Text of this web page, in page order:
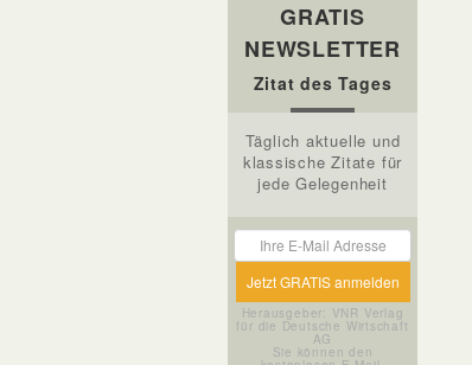
GRATIS
NEWSLETTER
Zitat des Tages
Täglich aktuelle und
klassische Zitate für
jede Gelegenheit
Herausgeber: VNR Verlag
für die Deutsche Wirtschaft
AG
Sie können den